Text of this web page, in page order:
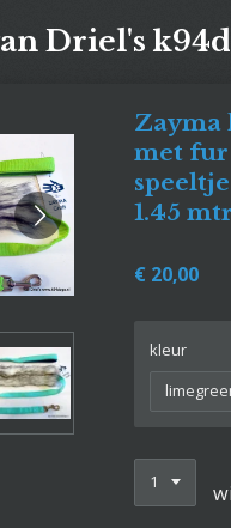
Driel's
Zayma
met fur
1.45 mtr
€ 20,00
kleur